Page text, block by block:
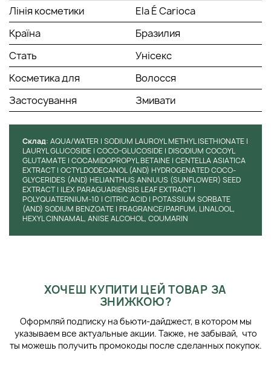
Лінія косметики
Ela É Carioca
Країна
Бразилия
Стать
Унісекс
Косметика для
Волосся
Застосування
Змивати
Cклад: AQUA/WATER | SODIUM LAUROYL METHYL ISETHIONATE |
LAURYL GLUCOSIDE | COCO-GLUCOSIDE | DISODIUM COCOYL
GLUTAMATE | COCAMIDOPROPYL BETAINE | CENTELLA ASIATICA
EXTRACT | OCTYLDODECANOL (AND) HYDROGENATED COCO-
GLYCERIDES (AND) HELIANTHUS ANNUUS (SUNFLOWER) SEED
EXTRACT | ILEX PARAGUARIENSIS LEAF EXTRACT |
POLYQUATERNIUM-10 | CITRIC ACID | POTASSIUM SORBATE
(AND) SODIUM BENZOATE | FRAGRANCE/PARFUM, LINALOOL,
HEXYL CINNAMAL, ANISE ALCOHOL, COUMARIN
ХОЧЕШ КУПИТИ ЦЕЙ ТОВАР ЗА
ЗНИЖКОЮ?
Оформляй подписку на бьюти-дайджест, в котором мы
указываем все актуальные акции. Также, не забывай, что
ты можешь получить промокоды после сделанных покупок.